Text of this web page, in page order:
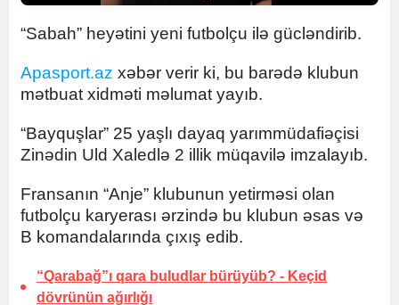
“Sabah” heyətini yeni futbolçu ilə gücləndirib.
Apasport.az xəbər verir ki, bu barədə klubun
mətbuat xidməti məlumat yayıb.
“Bayquşlar” 25 yaşlı dayaq yarımmüdafiəçisi
Zinədin Uld Xaledlə 2 illik müqavilə imzalayıb.
Fransanın “Anje” klubunun yetirməsi olan
futbolçu karyerası ərzində bu klubun əsas və
B komandalarında çıxış edib.
“Qarabağ”ı qara buludlar bürüyüb? - Keçid
dövrünün ağırlığı